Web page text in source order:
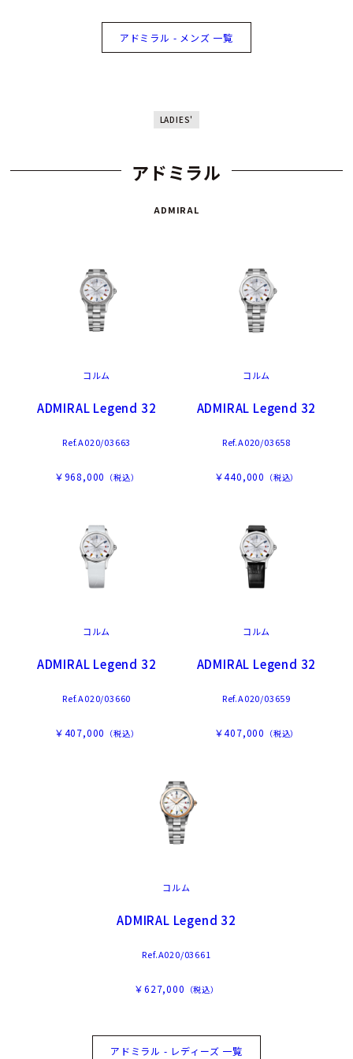
アドミラル - メンズ 一覧
LADIES'
アドミラル
ADMIRAL
コルム
ADMIRAL Legend 32
Ref.A020/03663
￥968,000 （税込）
コルム
ADMIRAL Legend 32
Ref.A020/03658
￥440,000 （税込）
コルム
ADMIRAL Legend 32
Ref.A020/03660
￥407,000 （税込）
コルム
ADMIRAL Legend 32
Ref.A020/03659
￥407,000 （税込）
コルム
ADMIRAL Legend 32
Ref.A020/03661
￥627,000 （税込）
アドミラル - レディーズ 一覧